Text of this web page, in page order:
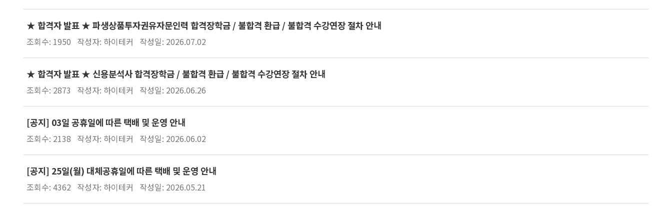
★ 합격자 발표 ★ 파생상품투자권유자문인력 합격장학금 / 불합격 환급 / 불합격 수강연장 절차 안내
조회수: 1950 작성자: 하이테커 작성일: 2026.07.02
★ 합격자 발표 ★ 신용분석사 합격장학금 / 불합격 환급 / 불합격 수강연장 절차 안내
조회수: 2873 작성자: 하이테커 작성일: 2026.06.26
[공지] 03일 공휴일에 따른 택배 및 운영 안내
조회수: 2138 작성자: 하이테커 작성일: 2026.06.02
[공지] 25일(월) 대체공휴일에 따른 택배 및 운영 안내
조회수: 4362 작성자: 하이테커 작성일: 2026.05.21